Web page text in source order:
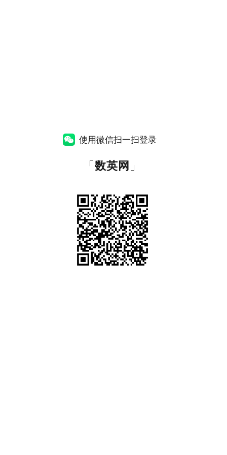
使用微信扫一扫登录
「数英网 」